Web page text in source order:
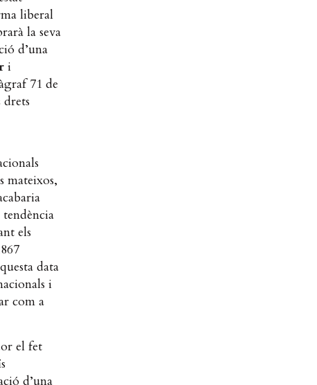
liberal
la seva
d’una
i
71 de
drets
mateixos,
els
data
i
com a
el fet
d’una